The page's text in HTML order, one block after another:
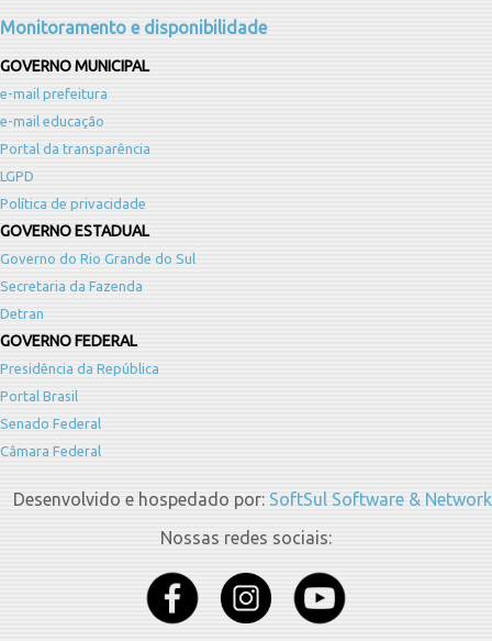
Monitoramento e disponibilidade
GOVERNO MUNICIPAL
e-mail prefeitura
e-mail educação
Portal da transparência
LGPD
Política de privacidade
GOVERNO ESTADUAL
Governo do Rio Grande do Sul
Secretaria da Fazenda
Detran
GOVERNO FEDERAL
Presidência da República
Portal Brasil
Senado Federal
Câmara Federal
Desenvolvido e hospedado por: SoftSul Software & Network
Nossas redes sociais: